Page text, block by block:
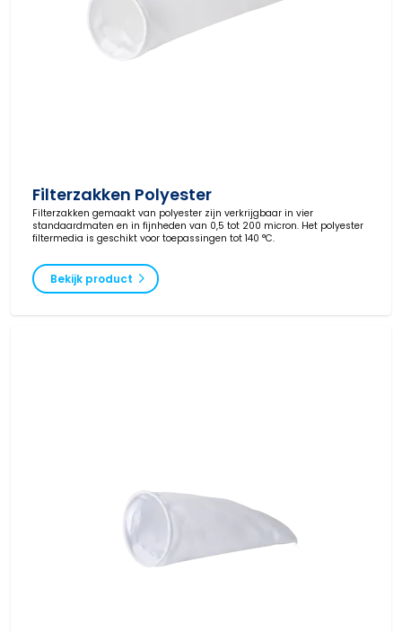
Filterzakken Polyester
Filterzakken gemaakt van polyester zijn verkrijgbaar in vier
standaardmaten en in fijnheden van 0,5 tot 200 micron. Het polyester
filtermedia is geschikt voor toepassingen tot 140 °C.
Bekijk product